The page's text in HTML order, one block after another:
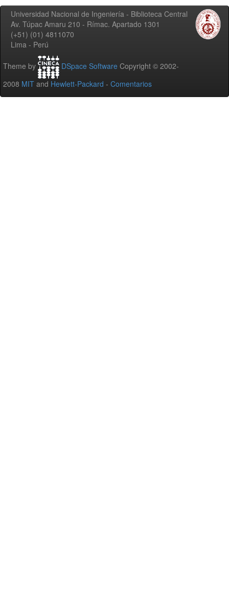
Universidad Nacional de Ingeniería - Biblioteca Central
Av. Túpac Amaru 210 - Rímac. Apartado 1301
(+51) (01) 4811070
Lima - Perú
Theme by DSpace Software Copyright © 2002-
2008 MIT and Hewlett-Packard - Comentarios